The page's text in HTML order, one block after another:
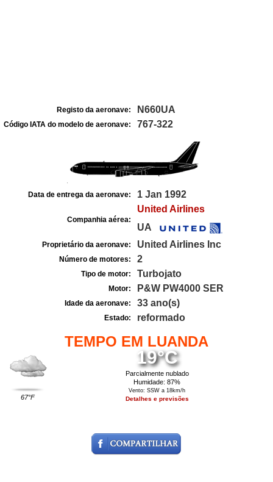
Registo da aeronave: N660UA
Código IATA do modelo de aeronave: 767-322
Data de entrega da aeronave: 1 Jan 1992
Companhia aérea:
United Airlines
UA
Proprietário da aeronave: United Airlines Inc
Número de motores: 2
Tipo de motor: Turbojato
Motor: P&W PW4000 SER
Idade da aeronave: 33 ano(s)
Estado: reformado
TEMPO EM LUANDA
67°F
19°C
Parcialmente nublado
Humidade: 87%
Vento: SSW a 18km/h
Detalhes e previsões